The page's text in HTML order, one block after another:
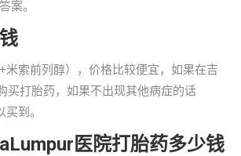
案。
米索前列醇），价格比较便宜，如果在吉
买打胎药，如果不出现其他病症的话
到。
医院打胎药多少钱